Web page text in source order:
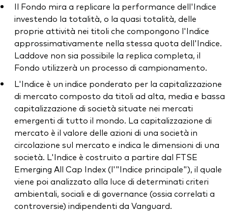
Il Fondo mira a replicare la performance dell'Indice
investendo la totalità, o la quasi totalità, delle
proprie attività nei titoli che compongono l'Indice
approssimativamente nella stessa quota dell'Indice.
Laddove non sia possibile la replica completa, il
Fondo utilizzerà un processo di campionamento.
L'Indice è un indice ponderato per la capitalizzazione
di mercato composto da titoli ad alta, media e bassa
capitalizzazione di società situate nei mercati
emergenti di tutto il mondo. La capitalizzazione di
mercato è il valore delle azioni di una società in
circolazione sul mercato e indica le dimensioni di una
società. L'Indice è costruito a partire dal FTSE
Emerging All Cap Index (l'"Indice principale"), il quale
viene poi analizzato alla luce di determinati criteri
ambientali, sociali e di governance (ossia correlati a
controversie) indipendenti da Vanguard.